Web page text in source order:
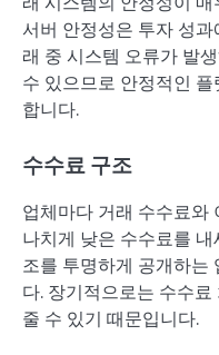
서버 안정성은 투자 성
래 중 시스템 오류가 발
수 있으므로 안정적인
합니다.
수수료 구조
업체마다 거래 수수료와
나치게 낮은 수수료를
조를 투명하게 공개하는
다. 장기적으로는 수수
줄 수 있기 때문입니다.